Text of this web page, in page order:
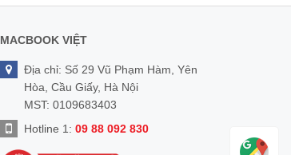
MACBOOK VIỆT
Địa chỉ: Số 29 Vũ Phạm Hàm, Yên
Hòa, Cầu Giấy, Hà Nội
MST: 0109683403
Hotline 1: 09 88 092 830